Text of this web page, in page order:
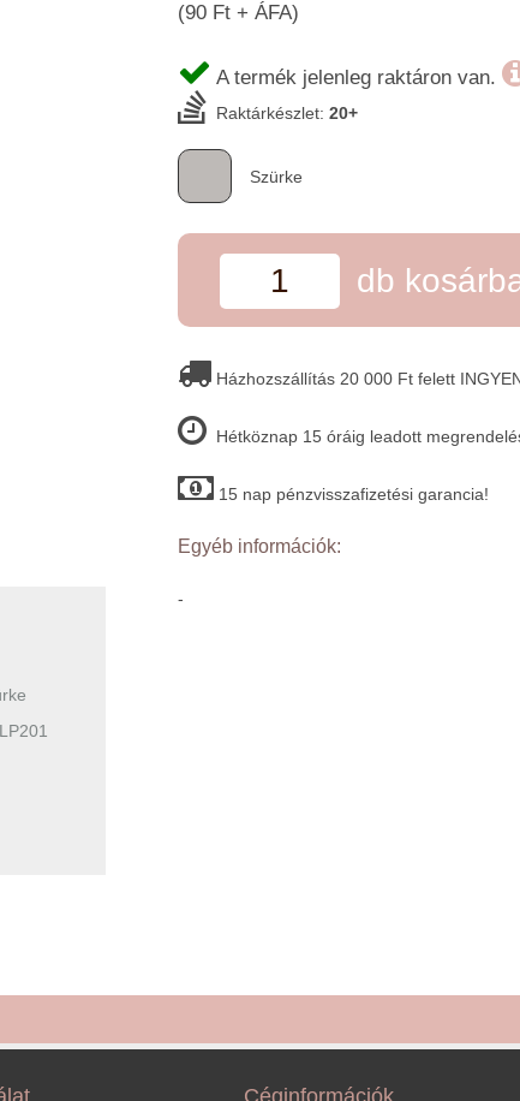
(90 Ft + ÁFA)
A termék jelenleg raktáron van.
Raktárkészlet: 20+
Szürke
db
Házhozszállítás 20 000 Ft felett
Hétköznap 15 óráig leadott
15 nap pénzvisszafizetési garancia!
Egyéb információk:
-
Céginformációk